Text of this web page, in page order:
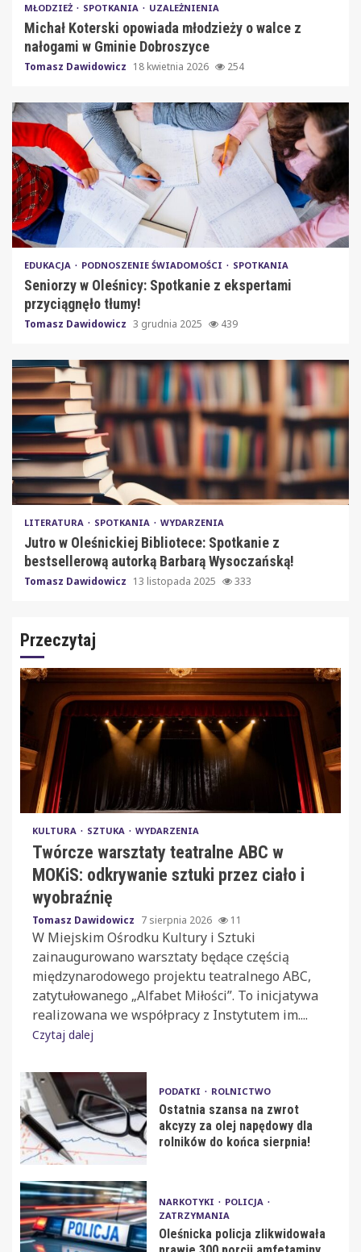
MŁODZIEŻ SPOTKANIA UZALEŻNIENIA
Michał Koterski opowiada młodzieży o walce z
nałogami w Gminie Dobroszyce
Tomasz Dawidowicz 18 kwietnia 2026 254
EDUKACJA PODNOSZENIE ŚWIADOMOŚCI SPOTKANIA
Seniorzy w Oleśnicy: Spotkanie z ekspertami
przyciągnęło tłumy!
Tomasz Dawidowicz 3 grudnia 2025 439
LITERATURA SPOTKANIA WYDARZENIA
Jutro w Oleśnickiej Bibliotece: Spotkanie z
bestsellerową autorką Barbarą Wysoczańską!
Tomasz Dawidowicz 13 listopada 2025 333
Przeczytaj
KULTURA SZTUKA WYDARZENIA
Twórcze warsztaty teatralne ABC w
MOKiS: odkrywanie sztuki przez ciało i
wyobraźnię
Tomasz Dawidowicz 7 sierpnia 2026 11
W Miejskim Ośrodku Kultury i Sztuki
zainaugurowano warsztaty będące częścią
międzynarodowego projektu teatralnego ABC,
zatytułowanego „Alfabet Miłości”. To inicjatywa
realizowana we współpracy z Instytutem im....
Czytaj dalej
PODATKI ROLNICTWO
Ostatnia szansa na zwrot
akcyzy za olej napędowy dla
rolników do końca sierpnia!
NARKOTYKI
POLICJA
ZATRZYMANIA
Oleśnicka policja zlikwidowała